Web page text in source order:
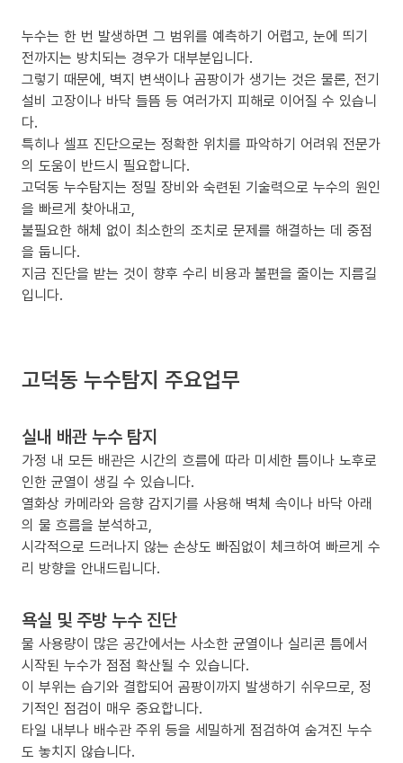
누수는 한 번 발생하면 그 범위를 예측하기 어렵고, 눈에 띄기
전까지는 방치되는 경우가 대부분입니다.
그렇기 때문에, 벽지 변색이나 곰팡이가 생기는 것은 물론, 전기
설비 고장이나 바닥 들뜸 등 여러가지 피해로 이어질 수 있습니
다.
특히나 셀프 진단으로는 정확한 위치를 파악하기 어려워 전문가
의 도움이 반드시 필요합니다.
고덕동 누수탐지는 정밀 장비와 숙련된 기술력으로 누수의 원인
을 빠르게 찾아내고,
불필요한 해체 없이 최소한의 조치로 문제를 해결하는 데 중점
을 둡니다.
지금 진단을 받는 것이 향후 수리 비용과 불편을 줄이는 지름길
입니다.
고덕동 누수탐지 주요업무
실내 배관 누수 탐지
가정 내 모든 배관은 시간의 흐름에 따라 미세한 틈이나 노후로
인한 균열이 생길 수 있습니다.
열화상 카메라와 음향 감지기를 사용해 벽체 속이나 바닥 아래
의 물 흐름을 분석하고,
시각적으로 드러나지 않는 손상도 빠짐없이 체크하여 빠르게 수
리 방향을 안내드립니다.
욕실 및 주방 누수 진단
물 사용량이 많은 공간에서는 사소한 균열이나 실리콘 틈에서
시작된 누수가 점점 확산될 수 있습니다.
이 부위는 습기와 결합되어 곰팡이까지 발생하기 쉬우므로, 정
기적인 점검이 매우 중요합니다.
타일 내부나 배수관 주위 등을 세밀하게 점검하여 숨겨진 누수
도 놓치지 않습니다.